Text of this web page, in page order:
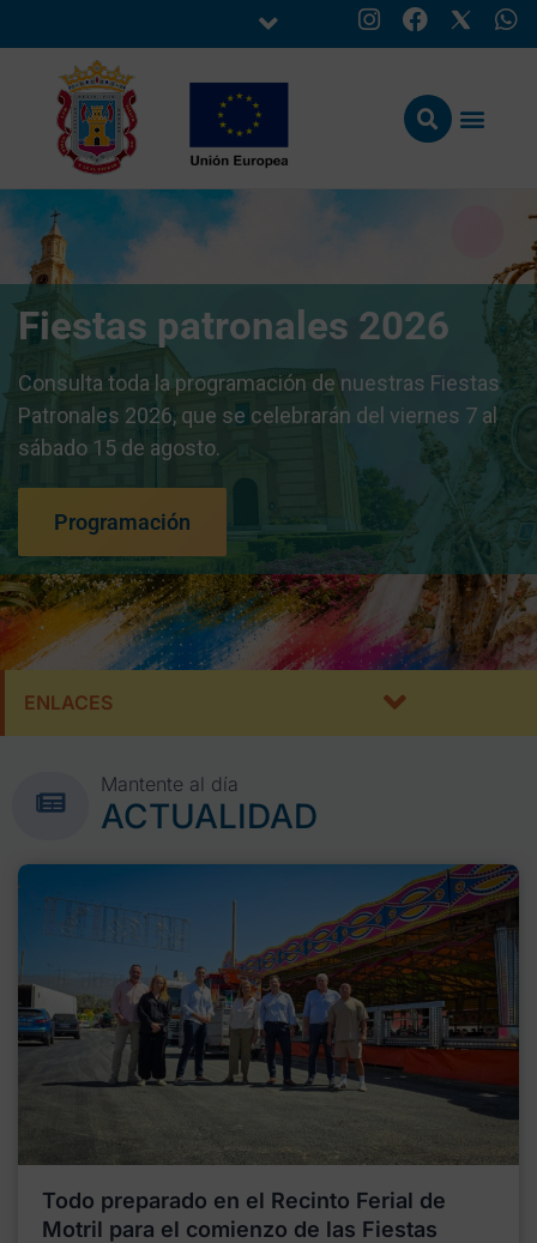
Fiestas patronales 2026
Consulta toda la programación de nuestras Fiestas
Patronales 2026, que se celebrarán del viernes 7 al
sábado 15 de agosto.
Programación
ENLACES
Mantente al día
ACTUALIDAD
Todo preparado en el Recinto Ferial de
Motril para el comienzo de las Fiestas